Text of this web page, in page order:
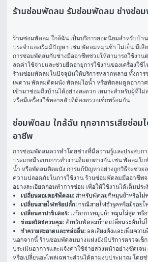
ร้านซ่อมพัดลม รับซ่อมพัดลม ช่างซ่อ
ร้านซ่อมพัดลม ใกล้ฉัน เป็นบริการยอดนิยมสำหรับบ้า
ประจำและเริ่มมีปัญหา เช่น พัดลมหมุนช้า ไม่เย็น มีเสี
การซ่อมพัดลมกับช่างมืออาชีพช่วยให้สามารถใช้งาน
ลดค่าใช้จ่ายและช่วยยืดอายุการใช้งานของเครื่องใ
ร้านซ่อมพัดลมในปัจจุบันให้บริการหลากหลาย ทั้งกา
เพดาน พัดลมติดผนัง พัดลมไอน้ำ หรือพัดลมดูดอากา
เข้ามาซ่อมถึงบ้านได้อย่างสะดวก เหมาะสำหรับผู้ที่ไ
หรือมีเครื่องใช้หลายตัวที่ต้องตรวจเช็กพร้อมกัน
ซ่อมพัดลม ใกล้ฉัน ทุกอาการเสียซ่อม
อาชีพ
การซ่อมพัดลมควรทำโดยช่างที่มีความรู้และประสบก
ประเภทมีระบบการทำงานที่แตกต่างกัน เช่น พัดลมใ
น้ำ หรือพัดลมติดผนัง การแก้ปัญหาอย่างถูกวิธีจะช่วย
ความปลอดภัยในการใช้งาน ร้านซ่อมพัดลมมืออาชีพจ
อย่างละเอียดก่อนทำการซ่อม เพื่อให้ใช้งานได้เต็มปร
เปลี่ยนมอเตอร์พัดลม: สำหรับพัดลมที่หมุนช้าหรือไม่
เปลี่ยนสายไฟหรือปลั๊ก: กรณีสายไฟชำรุดหรือมีรอยไ
เปลี่ยนคาปาซิเตอร์: แก้อาการหมุนช้า หมุนไม่สุด หรื
ซ่อมสวิตช์ควบคุม: สำหรับพัดลมที่กดเปลี่ยนระดับไม่
ทำความสะอาดและหล่อลื่น: ลดเสียงดังและเพิ่มควา
นอกจากนี้ ร้านซ่อมพัดลมบางแห่งยังมีบริการตรวจเช็
ประเมินอาการและแจ้งค่าใช้จ่ายล่วงหน้าอย่างชัดเจน
หรือเปลี่ยนอะไหล่เฉพาะส่วนได้ตามงบประมาณ โดย